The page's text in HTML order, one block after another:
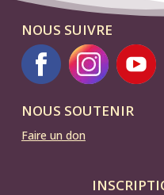
NOUS SUIVRE
NOUS SOUTENIR
Faire un don